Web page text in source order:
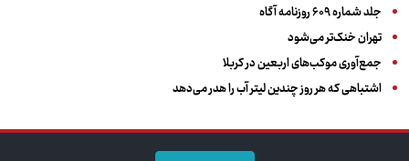
جلد شماره ۶۰۹ روزنامه آگاه
تهران خنک‌تر می‌شود
جمع‌آوری موکب‌های اربعین در کربلا
اشتباهی که هر روز چندین لیتر آب را هدر می‌دهد